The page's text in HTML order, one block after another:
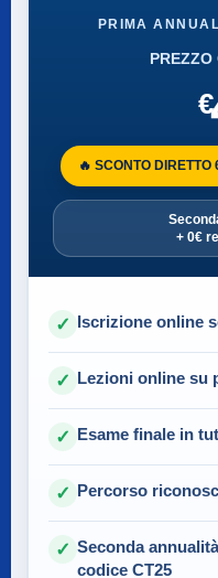
PRIMA
PREZZO
€
🔥 SCONTO DIRETTO
+ 0€
✓ Iscrizione online
✓ Lezioni online su
✓ Esame finale in
✓ Percorso
✓ Seconda
codice CT25